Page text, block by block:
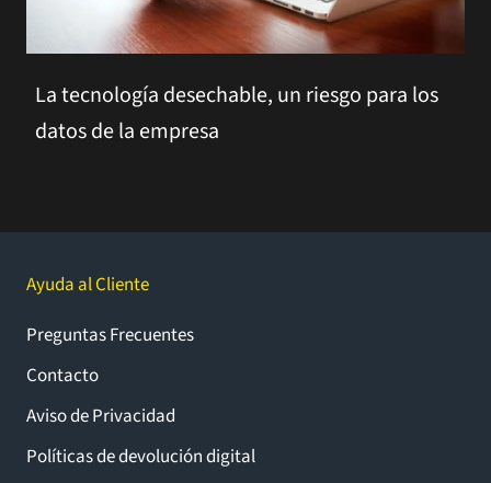
La tecnología desechable, un riesgo para los
datos de la empresa
Ayuda al Cliente
Preguntas Frecuentes
Contacto
Aviso de Privacidad
Políticas de devolución digital